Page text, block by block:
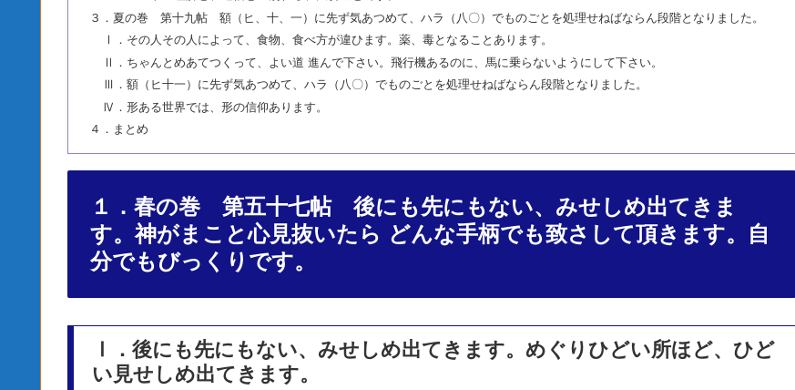
３．夏の巻 第十九帖 額（ヒ、十、一）に先ず気あつめて、ハラ（八〇）でものごとを処理せねばならん段階となりました。
Ⅰ．その人その人によって、食物、食べ方が違ひます。薬、毒となることあります。
Ⅱ．ちゃんとめあてつくって、よい道 進んで下さい。飛行機あるのに、馬に乗らないようにして下さい。
Ⅲ．額（ヒ十一）に先ず気あつめて、ハラ（八〇）でものごとを処理せねばならん段階となりました。
Ⅳ．形ある世界では、形の信仰あります。
４．まとめ
１．春の巻 第五十七帖 後にも先にもない、みせしめ出てきま
す。神がまこと心見抜いたら どんな手柄でも致さして頂きます。自
分でもびっくりです。
Ⅰ．後にも先にもない、みせしめ出てきます。めぐりひどい所ほど、ひど
い見せしめ出てきます。